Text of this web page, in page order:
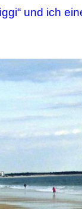
und ich